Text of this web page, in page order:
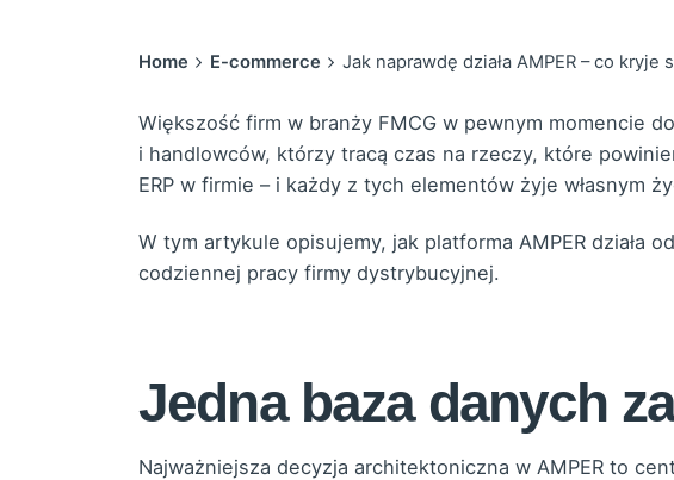
Home E-commerce Jak naprawdę działa AMPER – co
Większość firm w branży FMCG w pewnym momencie
i handlowców, którzy tracą czas na rzeczy, które
ERP w firmie – i każdy z tych elementów żyje własnym
W tym artykule opisujemy, jak platforma AMPER działa
codziennej pracy firmy dystrybucyjnej.
Jedna baza danych
Najważniejsza decyzja architektoniczna w AMPER to